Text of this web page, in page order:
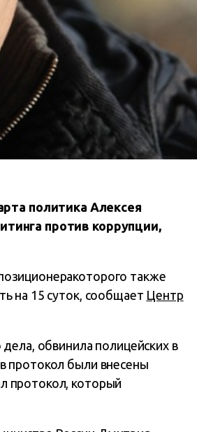
политика Алексея
против коррупции,
также
на 15 суток, сообщает Центр
обвинила полицейских в
протокол были внесены
протокол, который